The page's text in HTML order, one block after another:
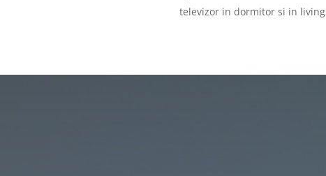
televizor in dormitor si in living